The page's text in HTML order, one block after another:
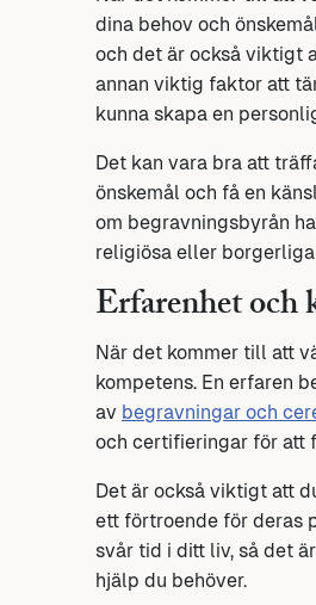
dina behov och
och det är också viktigt
annan viktig faktor att
kunna skapa en
Det kan vara bra att
önskemål och få en
om begravningsbyrån
religiösa eller
Erfarenhet och
När det kommer till att
kompetens. En erfaren
av begravningar och
och certifieringar för att
Det är också viktigt att
ett förtroende för deras
svår tid i ditt liv, så det
hjälp du behöver.